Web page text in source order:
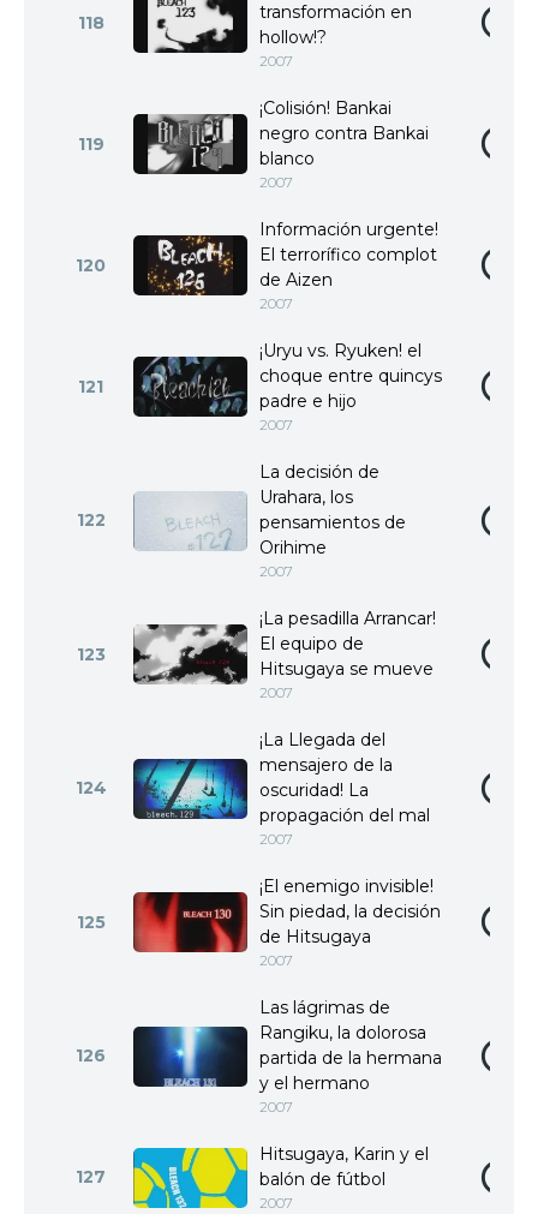
118
transformación en
hollow!?
2007
119
¡Colisión! Bankai
negro contra Bankai
blanco
2007
120
Información urgente!
El terrorífico complot
de Aizen
2007
121
¡Uryu vs. Ryuken! el
choque entre quincys
padre e hijo
2007
122
La decisión de
Urahara, los
pensamientos de
Orihime
2007
123
¡La pesadilla Arrancar!
El equipo de
Hitsugaya se mueve
2007
124
¡La Llegada del
mensajero de la
oscuridad! La
propagación del mal
2007
125
¡El enemigo invisible!
Sin piedad, la decisión
de Hitsugaya
2007
126
Las lágrimas de
Rangiku, la dolorosa
partida de la hermana
y el hermano
2007
127
Hitsugaya, Karin y el
balón de fútbol
2007